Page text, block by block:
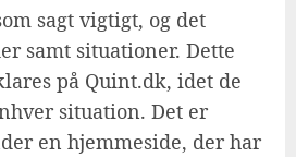
sagt vigtigt, og det
samt situationer. Dette
på Quint.dk, idet de
situation. Det er
en hjemmeside, der har